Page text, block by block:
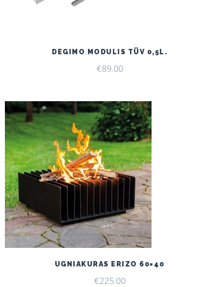
DEGIMO MODULIS TÜV 0,5L.
€89.00
UGNIAKURAS ERIZO 60×40
€225.00